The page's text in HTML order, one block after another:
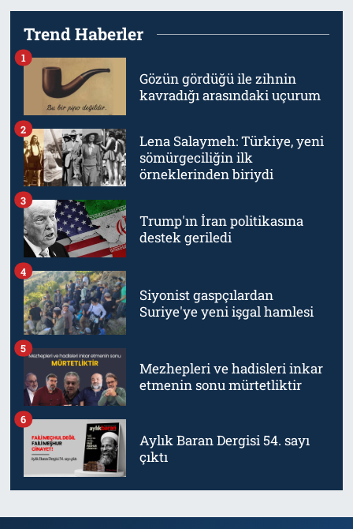
Trend Haberler
Gözün gördüğü ile zihnin
kavradığı arasındaki uçurum
1
Lena Salaymeh: Türkiye, yeni
sömürgeciliğin ilk
örneklerinden biriydi
2
Trump'ın İran politikasına
destek geriledi
3
Siyonist gaspçılardan
Suriye'ye yeni işgal hamlesi
4
Mezhepleri ve hadisleri inkar
etmenin sonu mürtetliktir
5
Aylık Baran Dergisi 54. sayı
çıktı
6